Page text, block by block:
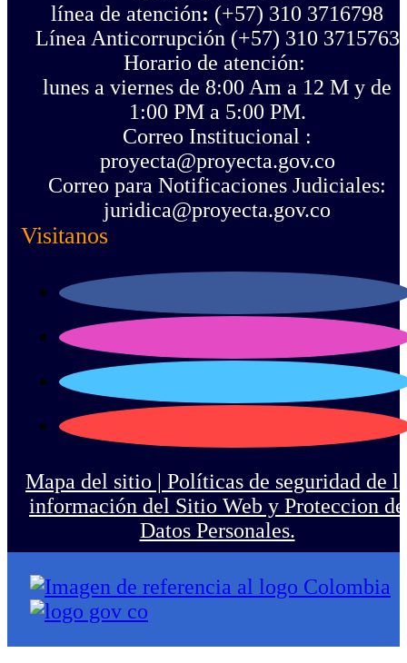
línea de atención: (+57) 310 3716798
Línea Anticorrupción ‪(+57) 310 3715763‬
Horario de atención:
lunes a viernes de 8:00 Am a 12 M y de
1:00 PM a 5:00 PM.
Correo Institucional :
proyecta@proyecta.gov.co
Correo para Notificaciones Judiciales:
juridica@proyecta.gov.co
Visitanos
Mapa del sitio | Políticas de seguridad de
información del Sitio Web y Proteccion de
Datos Personales.